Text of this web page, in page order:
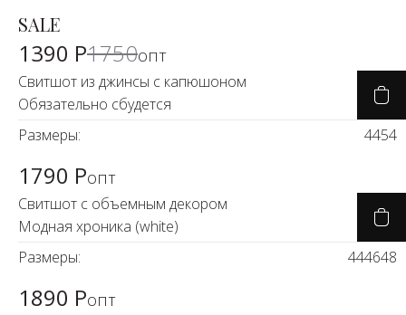
-19%
SALE
1390 Р1750опт
Свитшот из джинсы с капюшоном
Обязательно сбудется
Размеры:
4454
1790 Ропт
Свитшот с объемным декором
Модная хроника (white)
Размеры:
444648
1890 Ропт